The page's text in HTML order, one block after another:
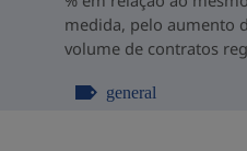
medida, pelo aumento
volume de contratos
general